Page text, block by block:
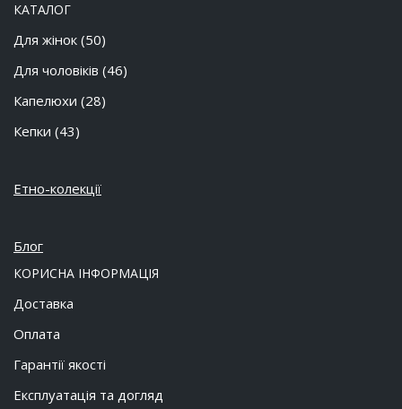
КАТАЛОГ
Для жінок (50)
Для чоловіків (46)
Капелюхи (28)
Кепки (43)
Етно-колекції
Блог
КОРИСНА ІНФОРМАЦІЯ
Доставка
Оплата
Гарантії якості
Експлуатація та догляд